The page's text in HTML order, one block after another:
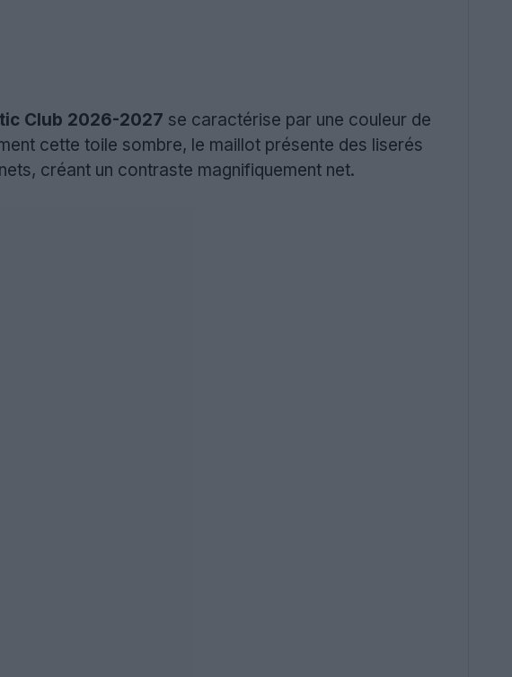
Club 2026-2027 se caractérise par une couleur de
cette toile sombre, le maillot présente des liserés
créant un contraste magnifiquement net.